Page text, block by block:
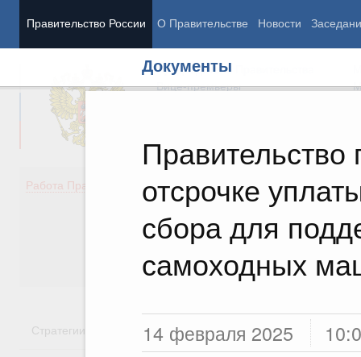
Правительство России О Правительстве Новости
Документы
отсрочке
сбора для
самоходных
14 февраля 2025
Председатель Правительства
Вице-премьеры
Работа Правительства
Демография
Здоровье
Культура
Государство
Стратегии Государственные программы